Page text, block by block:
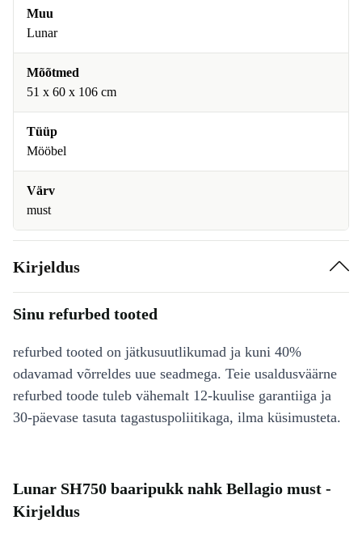
Muu
Lunar
Mõõtmed
51 x 60 x 106 cm
Tüüp
Mööbel
Värv
must
Kirjeldus
Sinu refurbed tooted
refurbed tooted on jätkusuutlikumad ja kuni 40%
odavamad võrreldes uue seadmega. Teie usaldusväärne
refurbed toode tuleb vähemalt 12-kuulise garantiiga ja
30-päevase tasuta tagastuspoliitikaga, ilma küsimusteta.
Lunar SH750 baaripukk nahk Bellagio must -
Kirjeldus